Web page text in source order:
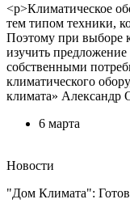
<p>Климатическое
тем типом техники,
Поэтому при выборе
изучить предложение
собственными
климатического
климата» Александр
6 марта
Новости
"Дом Климата":